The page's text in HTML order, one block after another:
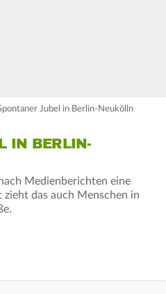
Jubel in Berlin-Neukölln
IN BERLIN-
Medienberichten eine
das auch Menschen in